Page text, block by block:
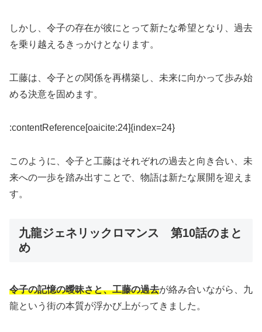
しかし、令子の存在が彼にとって新たな希望となり、過去
を乗り越えるきっかけとなります。
工藤は、令子との関係を再構築し、未来に向かって歩み始
める決意を固めます。
:contentReference[oaicite:24]{index=24}
このように、令子と工藤はそれぞれの過去と向き合い、未
来への一歩を踏み出すことで、物語は新たな展開を迎えま
す。
九龍ジェネリックロマンス 第10話のまと
め
令子の記憶の曖昧さと、工藤の過去が絡み合いながら、九
龍という街の本質が浮かび上がってきました。